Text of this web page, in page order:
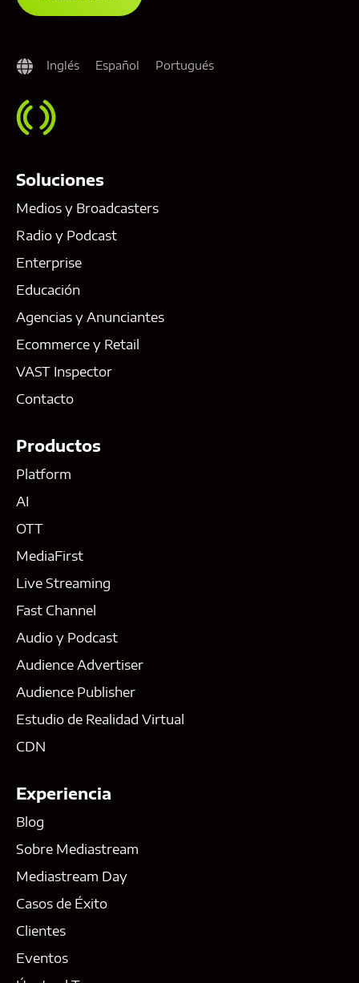
Inglés Español Portugués
Soluciones
Medios y Broadcasters
Radio y Podcast
Enterprise
Educación
Agencias y Anunciantes
Ecommerce y Retail
VAST Inspector
Contacto
Productos
Platform
AI
OTT
MediaFirst
Live Streaming
Fast Channel
Audio y Podcast
Audience Advertiser
Audience Publisher
Estudio de Realidad Virtual
CDN
Experiencia
Blog
Sobre Mediastream
Mediastream Day
Casos de Éxito
Clientes
Eventos